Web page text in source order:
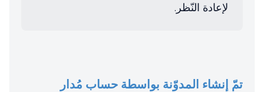
لإعادة النّظر.
تمّ إنشاء المدوّنة بواسطة حساب مُدار